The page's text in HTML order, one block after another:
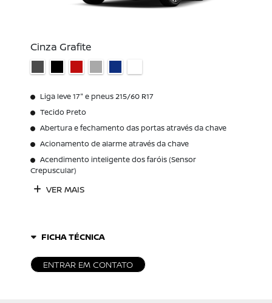
Cinza Grafite
Liga leve 17" e pneus 215/60 R17
Tecido Preto
Abertura e fechamento das portas através da chave
Acionamento de alarme através da chave
Acendimento inteligente dos faróis (Sensor
Crepuscular)
VER MAIS
FICHA TÉCNICA
ENTRAR EM CONTATO